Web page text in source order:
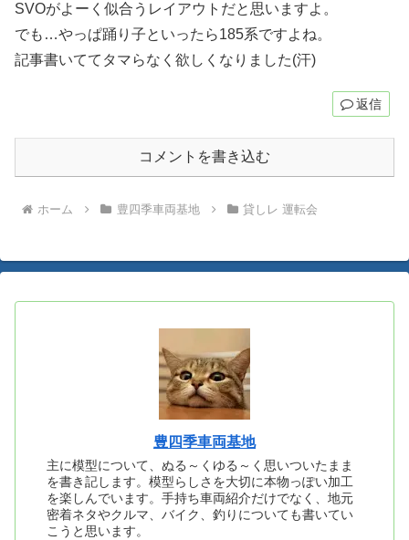
SVOがよーく似合うレイアウトだと思いますよ。
でも…やっぱ踊り子といったら185系ですよね。
記事書いててタマらなく欲しくなりました(汗)
返信
コメントを書き込む
ホーム 豊四季車両基地 貸しレ 運転会
豊四季車両基地
主に模型について、ぬる～くゆる～く思いついたまま
を書き記します。模型らしさを大切に本物っぽい加工
を楽しんでいます。手持ち車両紹介だけでなく、地元
密着ネタやクルマ、バイク、釣りについても書いてい
こうと思います。